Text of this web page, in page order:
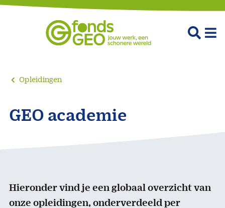
Opleidingen
GEO academie
Hieronder vind je een globaal overzicht van
onze opleidingen, onderverdeeld per